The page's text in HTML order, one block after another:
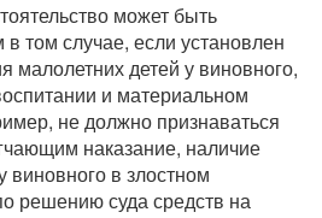
может быть
том случае, если установлен
малолетних детей у виновного,
и материальном
не должно признаваться
наказание, наличие
виновного в злостном
решению суда средств на